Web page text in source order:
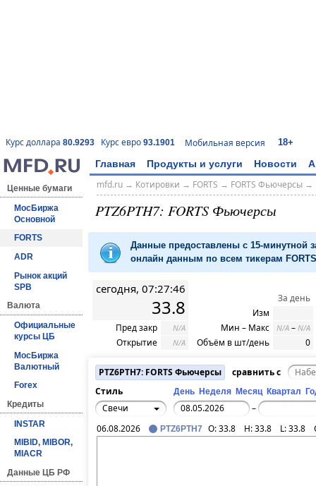
Курс доллара 80.9293 Курс евро 93.1901 Мобильная версия 18+
Главная Продукты и услуги Новости
Ценные бумаги
МосБиржа
Основной
FORTS
ADR
Рынок акций
SPB
Валюта
Официальные
курсы ЦБ
МосБиржа
Валютный
Forex
Кредиты
INSTAR
MIBID, MIBOR,
MIACR
Данные ЦБ РФ
mfd.ru→ Котировки → FORTS → FORTS Фьючерсы→
PTZ6PTH7: FORTS Фьючерсы
Данные предоставлены с 15-минутной
онлайн данным по всем тикерам
сегодня, 07:27:46
33.8
Пред закр N/A
Открытие N/A
За день
Изм
Мин – Макс
N/A – N/A
Объём в шт/день 0
PTZ6PTH7: FORTS Фьючерсы
сравнить с
Стиль
День Неделя Месяц Квартал
Свечи
–
06.08.2026
PTZ6PTH7 O:33.8 H:33.8 L:33.8